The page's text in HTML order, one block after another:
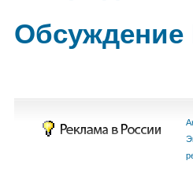
Обсуждение